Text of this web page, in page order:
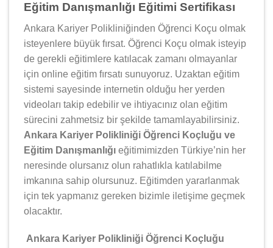
Eğitim Danışmanlığı Eğitimi Sertifikası
Ankara Kariyer Polikliniğinden Öğrenci Koçu olmak
isteyenlere büyük fırsat. Öğrenci Koçu olmak isteyip
de gerekli eğitimlere katılacak zamanı olmayanlar
için online eğitim fırsatı sunuyoruz. Uzaktan eğitim
sistemi sayesinde internetin olduğu her yerden
videoları takip edebilir ve ihtiyacınız olan eğitim
sürecini zahmetsiz bir şekilde tamamlayabilirsiniz.
Ankara Kariyer Polikliniği Öğrenci Koçluğu ve
Eğitim Danışmanlığı eğitimimizden Türkiye’nin her
neresinde olursanız olun rahatlıkla katılabilme
imkanına sahip olursunuz. Eğitimden yararlanmak
için tek yapmanız gereken bizimle iletişime geçmek
olacaktır.
Ankara Kariyer Polikliniği Öğrenci Koçluğu